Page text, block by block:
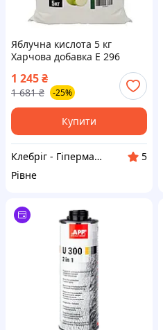
Яблучна кислота 5 кг
Харчова добавка E 296
1 245₴
1 681 ₴ -25%
Купити
Клебріг - Гіпермаркет хімічної продукції
5
Рівне